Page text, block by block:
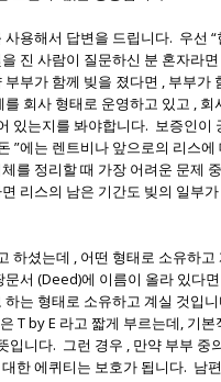
사용해서 답변을 드립니다. 우선 “
진 사람이 질문하신 분 혼자라
부가 함께 빚을 졌다면 , 부부가
회사 형태로 운영하고 있고 , 회
있는지를 봐야합니다. 보증인이
”에는 렌트비나 앞으로의 리스에
를 정리할 때 가장 어려운 문제
리스의 남은 기간도 빚의 일부
하셨는데 , 어떤 형태로 소유하
서 (Deed)에 이름이 올라 있다
는 형태로 소유하고 계실 것입
T by E 라고 짧게 부르는데, 기본
입니다. 그런 경우 , 만약 부부 중
한 에퀴티는 보호가 됩니다. 남